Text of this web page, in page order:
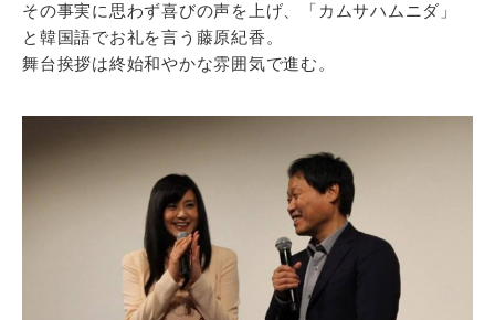
その事実に思わず喜びの声を上げ、「カムサハムニダ」
と韓国語でお礼を言う藤原紀香。
舞台挨拶は終始和やかな雰囲気で進む。